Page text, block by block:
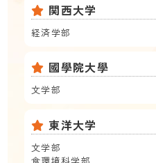
関西大学
経済学部
國學院大學
文学部
東洋大学
文学部